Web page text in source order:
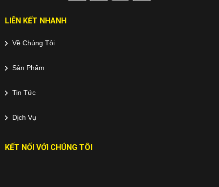
LIÊN KẾT NHANH
Về Chúng Tôi
Sản Phẩm
Tin Tức
Dịch Vụ
KẾT NỐI VỚI CHÚNG TÔI